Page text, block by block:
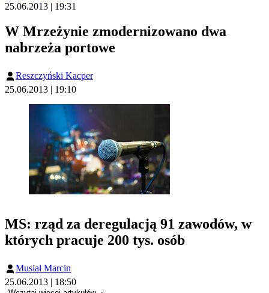
25.06.2013 | 19:31
W Mrzeżynie zmodernizowano dwa
nabrzeża portowe
Reszczyński Kacper
25.06.2013 | 19:10
MS: rząd za deregulacją 91 zawodów, w
których pracuje 200 tys. osób
Musiał Marcin
25.06.2013 | 18:50